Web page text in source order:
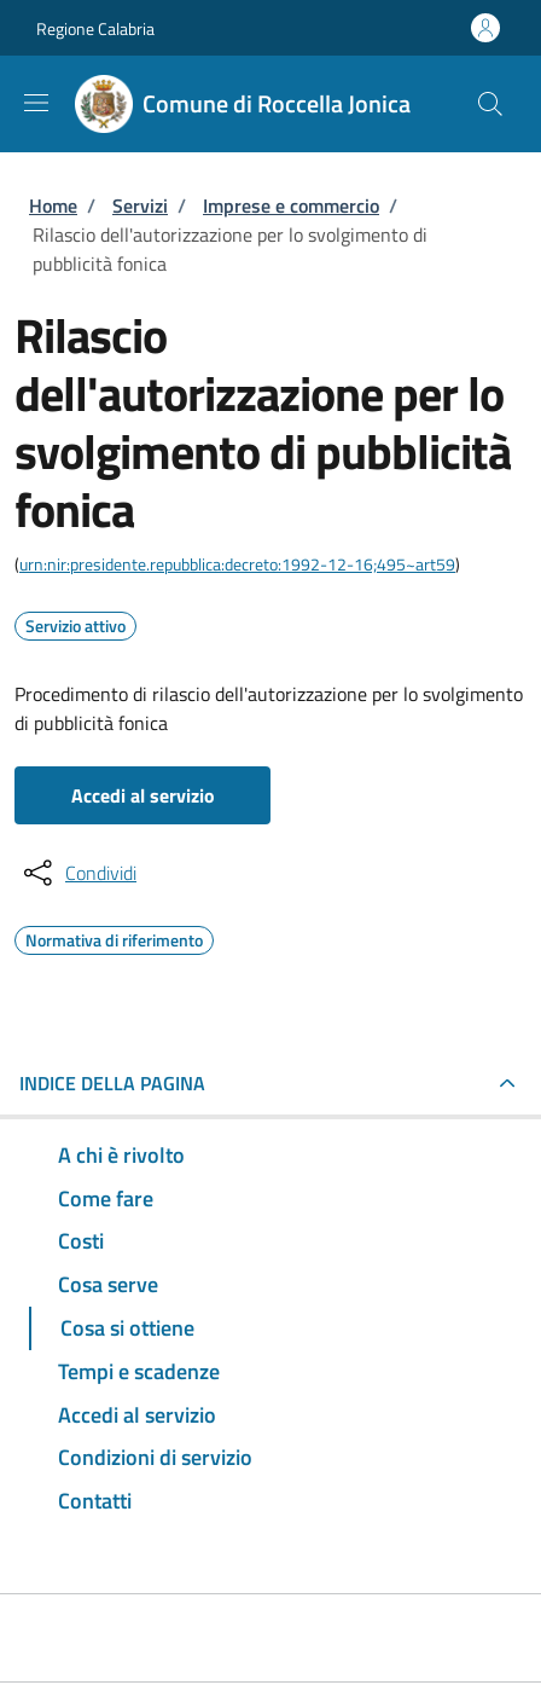
Regione Calabria
Comune di Roccella Jonica
Briciole di pane
Home / Servizi / Imprese e commercio /
Rilascio dell'autorizzazione per lo svolgimento di
pubblicità fonica
Rilascio
dell'autorizzazione per lo
svolgimento di pubblicità
fonica
(urn:nir:presidente.repubblica:decreto:1992-12-16;495~art59)
Servizio attivo
Procedimento di rilascio dell'autorizzazione per lo svolgimento
di pubblicità fonica
Accedi al servizio
Condividi
Normativa di riferimento
INDICE DELLA PAGINA
A chi è rivolto
Come fare
Costi
Cosa serve
Cosa si ottiene
Tempi e scadenze
Accedi al servizio
Condizioni di servizio
Contatti